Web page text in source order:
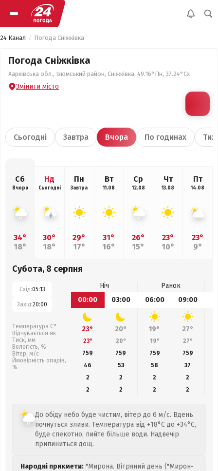
24 Канал Погода Сніжківка
Погода Сніжківка
Харківська обл., Ізюмський район, Сніжківка, 49.16°Пн, 37.24°Сх
Змінити місто
Сьогодні Завтра Вчора По годинах
Сб
Вчора
34°
18°
Нд
Сьогодні
30°
18°
Пн
Завтра
29°
17°
Вт
11.08
31°
16°
Ср
12.08
26°
15°
Чт
13.08
23°
10°
Пт
14.08
23°
9°
Субота, 8 серпня
Схід:05:13
Захід:20:00
Температура С°
Відчувається як
Тиск, мм
Вологість, %
Вітер, м/с
Ймовірність опадів,
%
Ніч
Ранок
00:00
03:00 06:00 09:00
23° 20° 19° 27°
23° 20° 19° 27°
759
759 759 759
46
53 58 37
2
2 2
2
2
2 2 2
До обіду небо буде чистим, вітер до 6 м/с. Вдень
почнуться зливи. Температура від +18°C до +34°C,
буде спекотно, пийте більше води. Надвечір
припиниться дощ.
Народні прикмети: "Мирона. Вітряний день ("Мирон-